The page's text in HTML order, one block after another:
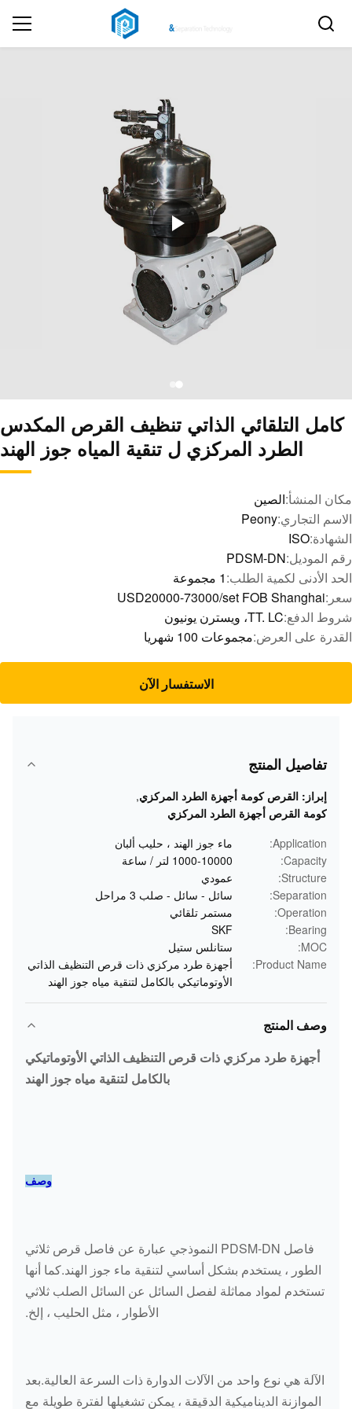
كامل التلقائي الذاتي تنظيف القرص المكدس
الطرد المركزي ل تنقية المياه جوز الهند
مكان المنشأ:الصين
الاسم التجاري:Peony
الشهادة:ISO
رقم الموديل:PDSM-DN
الحد الأدنى لكمية الطلب:1 مجموعة
سعر:USD20000-73000/set FOB Shanghai
شروط الدفع:TT. LC، ويسترن يونيون
القدرة على العرض:مجموعات 100 شهريا
الاستفسار الآن
تفاصيل المنتج
إبراز: القرص كومة أجهزة الطرد المركزي,
كومة القرص أجهزة الطرد المركزي
Application:
ماء جوز الهند ، حليب ألبان
Capacity:
1000-10000 لتر / ساعة
Structure:
عمودي
Separation:
سائل - سائل - صلب 3 مراحل
Operation:
مستمر تلقائي
Bearing:
SKF
MOC:
ستانلس ستيل
Product Name:
أجهزة طرد مركزي ذات قرص التنظيف الذاتي
الأوتوماتيكي بالكامل لتنقية مياه جوز الهند
وصف المنتج
أجهزة طرد مركزي ذات قرص التنظيف الذاتي الأوتوماتيكي
بالكامل لتنقية مياه جوز الهند
وصف
فاصل PDSM-DN النموذجي عبارة عن فاصل قرص ثلاثي
الطور ، يستخدم بشكل أساسي لتنقية ماء جوز الهند.كما أنها
تستخدم لمواد مماثلة لفصل السائل عن السائل الصلب ثلاثي
الأطوار ، مثل الحليب ، إلخ.
الآلة هي نوع واحد من الآلات الدوارة ذات السرعة العالية.بعد
الموازنة الديناميكية الدقيقة ، يمكن تشغيلها لفترة طويلة مع